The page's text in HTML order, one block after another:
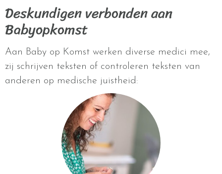
Deskundigen verbonden aan
Babyopkomst
Aan Baby op Komst werken diverse medici mee,
zij schrijven teksten of controleren teksten van
anderen op medische juistheid: